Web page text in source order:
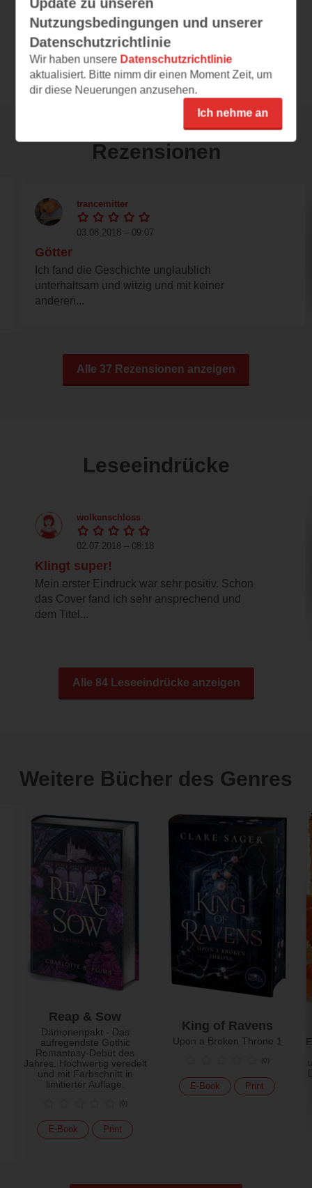
Preis DE9,99 €
Mobi, ePub
Rezensionen
trancemitter
03.08.2018 – 09:07
Götter
Ich fand die Geschichte unglaublich
unterhaltsam und witzig und mit keiner
anderen...
Alle 37 Rezensionen anzeigen
Leseeindrücke
wolkenschloss
02.07.2018 – 08:18
Klingt super!
Mein erster Eindruck war sehr positiv. Schon
das Cover fand ich sehr ansprechend und
dem Titel...
Alle 84 Leseeindrücke anzeigen
Weitere Bücher des Genres
Reap & Sow
Dämonenpakt - Das
aufregendste Gothic
Romantasy-Debüt des
Jahres. Hochwertig veredelt
und mit Farbschnitt in
limitierter Auflage.
(0)
E-Book Print
King of Ravens
Upon a Broken Throne 1
(0)
E-Book Print
Update zu unseren
Nutzungsbedingungen und unserer
Datenschutzrichtlinie
Wir haben unsere Datenschutzrichtlinie
aktualisiert. Bitte nimm dir einen Moment Zeit, um
dir diese Neuerungen anzusehen.
Ich nehme an